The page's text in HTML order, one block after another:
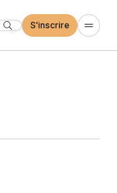
S'inscrire